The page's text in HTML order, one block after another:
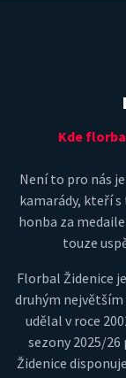
Kde
Není to pro nás
kamarády, kteří
honba za
touze
Florbal Židenice
druhým největším
udělal v roce
sezony 2025/
Židenice